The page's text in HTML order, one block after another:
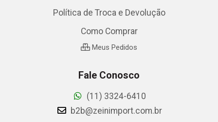
Política de Troca e Devolução
Como Comprar
Meus Pedidos
Fale Conosco
(11) 3324-6410
b2b@zeinimport.com.br